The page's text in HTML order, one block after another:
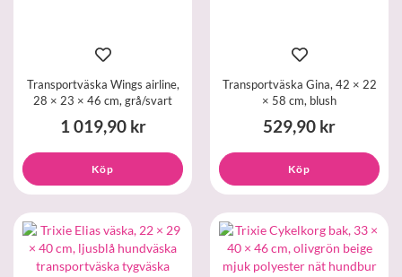
Transportväska Wings airline,
28 × 23 × 46 cm, grå/svart
1 019,90 kr
Köp
Transportväska Gina, 42 × 22
× 58 cm, blush
529,90 kr
Köp